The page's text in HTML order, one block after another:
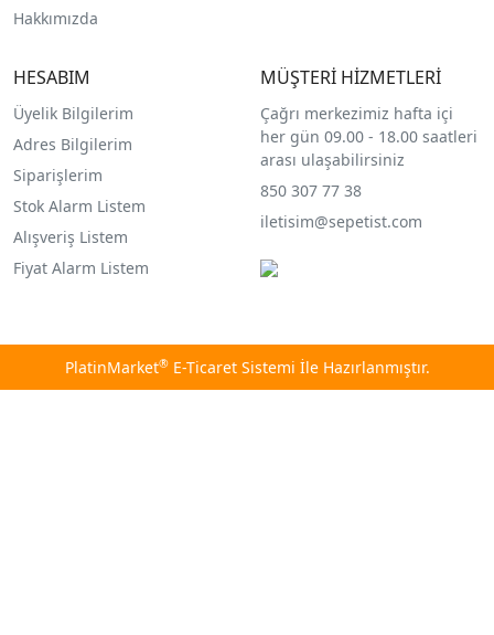
Hakkımızda
HESABIM
Üyelik Bilgilerim
Adres Bilgilerim
Siparişlerim
Stok Alarm Listem
Alışveriş Listem
Fiyat Alarm Listem
MÜŞTERİ HİZMETLERİ
Çağrı merkezimiz hafta içi
her gün 09.00 - 18.00 saatleri
arası ulaşabilirsiniz
850 307 77 38
iletisim@sepetist.com
PlatinMarket®E-Ticaret Sistemi İle Hazırlanmıştır.